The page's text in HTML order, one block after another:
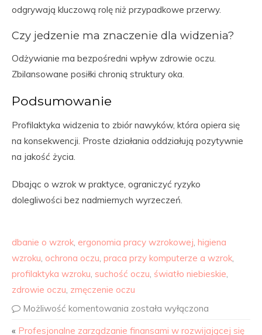
odgrywają kluczową rolę niż przypadkowe przerwy.
Czy jedzenie ma znaczenie dla widzenia?
Odżywianie ma bezpośredni wpływ zdrowie oczu.
Zbilansowane posiłki chronią struktury oka.
Podsumowanie
Profilaktyka widzenia to zbiór nawyków, która opiera się
na konsekwencji. Proste działania oddziałują pozytywnie
na jakość życia.
Dbając o wzrok w praktyce, ograniczyć ryzyko
dolegliwości bez nadmiernych wyrzeczeń.
dbanie o wzrok, ergonomia pracy wzrokowej, higiena
wzroku, ochrona oczu, praca przy komputerze a wzrok,
profilaktyka wzroku, suchość oczu, światło niebieskie,
zdrowie oczu, zmęczenie oczu
Możliwość komentowania została wyłączona
« Profesjonalne zarządzanie finansami w rozwijającej się